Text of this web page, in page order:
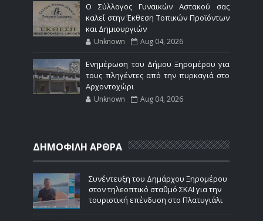
Ο Σύλλογος Γυναικών Αστακού σας
καλεί στην Έκθεση Τοπικών Προϊόντων
και Δημιουργιών
Unknown Aug 04, 2026
Ενημέρωση του Δήμου Ξηρομέρου για
τους πληγέντες από την πυρκαγιά στο
Αρχοντοχώρι
Unknown Aug 04, 2026
ΔΗΜΟΦΙΛΗ ΑΡΘΡΑ
Συνέντευξη του Δημάρχου Ξηρομέρου
στον τηλεοπτικό σταθμό ΣΚΑΙ για την
τουριστική επένδυση στο Πλατυγιάλι